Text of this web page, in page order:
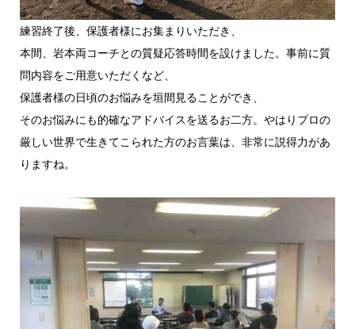
練習終了後、保護者様にお集まりいただき、
本間、岩本両コーチとの質疑応答時間を設けました。事前に質
問内容をご用意いただくなど、
保護者様の日頃のお悩みを垣間見ることができ、
そのお悩みにも的確なアドバイスを送るお二方。やはりプロの
厳しい世界で生きてこられた方のお言葉は、非常に説得力があ
りますね。